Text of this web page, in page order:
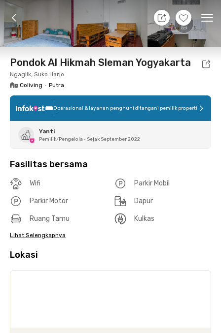
+2
8 Agt 26 - Belum tahu
Foto Fasilitas bersama Lokasi Kamar
Pondok Al Hikmah Sleman Yogyakarta
Ngaglik, Suko Harjo
Coliving • Putra
Operasional & layanan penghuni ditangani pemilik properti
Yanti
Pemilik/Pengelola • Sejak September 2022
Fasilitas bersama
Wifi Parkir Mobil
Parkir Motor Dapur
Ruang Tamu Kulkas
Lihat Selengkapnya
Lokasi